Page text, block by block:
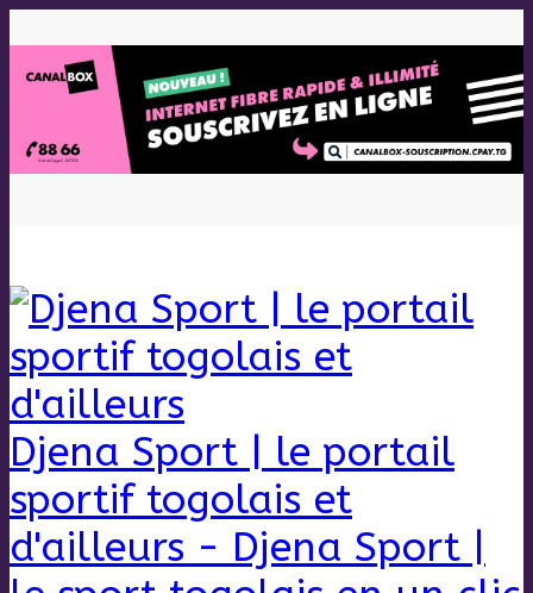
Djena Sport | le portail
sportif togolais et
d'ailleurs - Djena Sport |